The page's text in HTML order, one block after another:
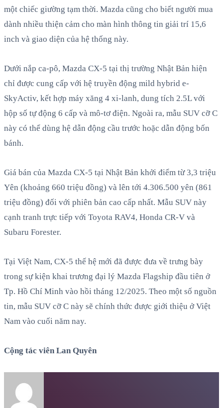
một chiếc giường tạm thời. Mazda cũng cho biết người mua
dành nhiều thiện cảm cho màn hình thông tin giải trí 15,6
inch và giao diện của hệ thống này.
Dưới nắp ca-pô, Mazda CX-5 tại thị trường Nhật Bản hiện
chỉ được cung cấp với hệ truyền động mild hybrid e-
SkyActiv, kết hợp máy xăng 4 xi-lanh, dung tích 2.5L với
hộp số tự động 6 cấp và mô-tơ điện. Ngoài ra, mẫu SUV cỡ C
này có thể dùng hệ dẫn động cầu trước hoặc dẫn động bốn
bánh.
Giá bán của Mazda CX-5 tại Nhật Bản khởi điểm từ 3,3 triệu
Yên (khoảng 660 triệu đồng) và lên tới 4.306.500 yên (861
triệu đồng) đối với phiên bản cao cấp nhất. Mẫu SUV này
cạnh tranh trực tiếp với Toyota RAV4, Honda CR-V và
Subaru Forester.
Tại Việt Nam, CX-5 thế hệ mới đã được đưa về trưng bày
trong sự kiện khai trương đại lý Mazda Flagship đầu tiên ở
Tp. Hồ Chí Minh vào hồi tháng 12/2025. Theo một số nguồn
tin, mẫu SUV cỡ C này sẽ chính thức được giới thiệu ở Việt
Nam vào cuối năm nay.
Cộng tác viên Lan Quyên